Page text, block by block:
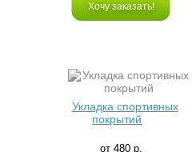
Хочу заказать!
Укладка спортивных
покрытий
от 480 р.